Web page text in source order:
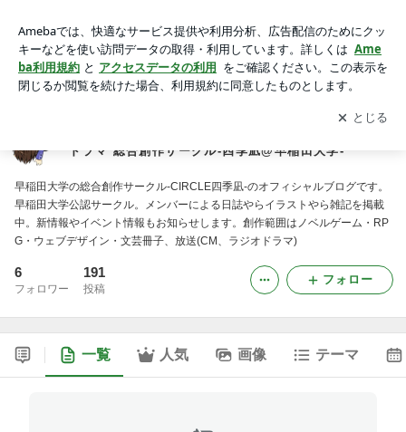
合創作サークル-四季凪@早稲田大学-
アプリをダウンロードして ブログの更新通知
を受け取りまし
ょう。
開く
ドラマ 総合創作サークル-四季凪@早稲田大学-
早稲田大学の総合創作サークル-CIRCLE四季凪-のオフィシャルブログです。
早稲田大学公認サークル。メンバーによる日誌やらイラストやら雑記を掲載
中。新情報やイベント情報もお知らせします。創作範囲はノベルゲーム・RP
G・ウェブデザイン・文芸冊子、放送(CM、ラジオドラマ)
6
フォロワー
191
投稿
フォロー
一覧 人気 画像 テーマ